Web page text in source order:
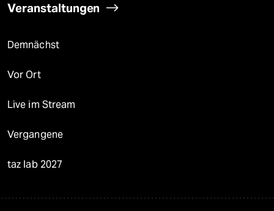
Veranstaltungen
Demnächst
Vor Ort
Live im Stream
Vergangene
taz lab 2027